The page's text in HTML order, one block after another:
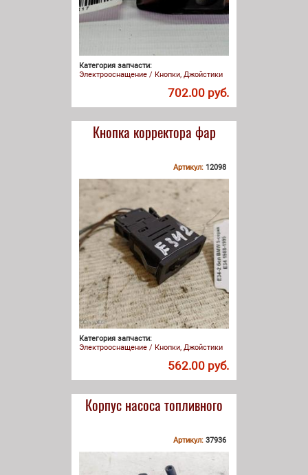
Категория запчасти:
Электрооснащение / Кнопки, Джойстики
702.00 руб.
Кнопка корректора фар
Артикул: 12098
Категория запчасти:
Электрооснащение / Кнопки, Джойстики
562.00 руб.
Корпус насоса топливного
Артикул: 37936